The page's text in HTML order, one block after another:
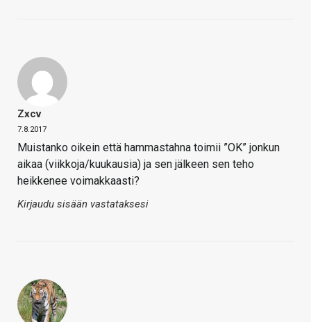
Zxcv
7.8.2017
Muistanko oikein että hammastahna toimii ”OK” jonkun
aikaa (viikkoja/kuukausia) ja sen jälkeen sen teho
heikkenee voimakkaasti?
Kirjaudu sisään vastataksesi